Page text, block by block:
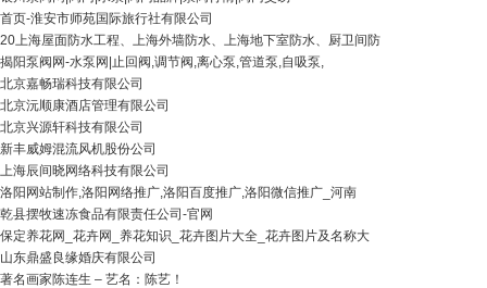
首页-淮安市师苑国际旅行社有限公司
20上海屋面防水工程、上海外墙防水、上海地下室防水、厨卫间防
揭阳泵阀网-水泵网|止回阀,调节阀,离心泵,管道泵,自吸泵,
北京嘉畅瑞科技有限公司
北京沅顺康酒店管理有限公司
北京兴源轩科技有限公司
新丰威姆混流风机股份公司
上海辰间晓网络科技有限公司
洛阳网站制作,洛阳网络推广,洛阳百度推广,洛阳微信推广_河南
乾县摆牧速冻食品有限责任公司-官网
保定养花网_花卉网_养花知识_花卉图片大全_花卉图片及名称大
山东鼎盛良缘婚庆有限公司
著名画家陈连生 – 艺名：陈艺！